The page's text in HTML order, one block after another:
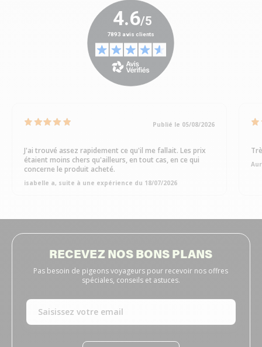
Publié le 05/08/2026
J'ai trouvé assez rapidement ce qu'il me fallait. Les prix
étaient moins chers qu'ailleurs, en tout cas, en ce qui
concerne le produit acheté.
isabelle a, suite à une expérience du 18/07/2026
RECEVEZ NOS BONS PLANS
Pas besoin de pigeons voyageurs pour recevoir nos offres
spéciales, conseils et astuces.